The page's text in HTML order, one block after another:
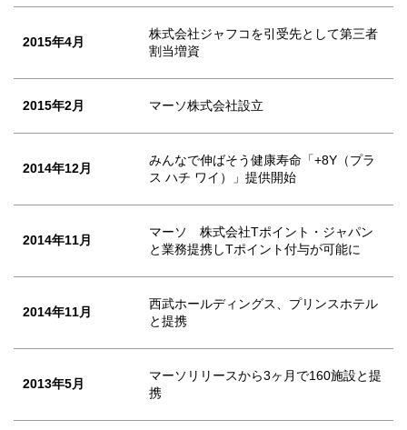
2015年4月
株式会社ジャフコを引受先として第三者
割当増資
2015年2月 マーソ株式会社設立
2014年12月
みんなで伸ばそう健康寿命「+8Y（プラ
ス ハチ ワイ）」提供開始
2014年11月
マーソ 株式会社Tポイント・ジャパン
と業務提携しTポイント付与が可能に
2014年11月
西武ホールディングス、プリンスホテル
と提携
2013年5月
マーソリリースから3ヶ月で160施設と提
携